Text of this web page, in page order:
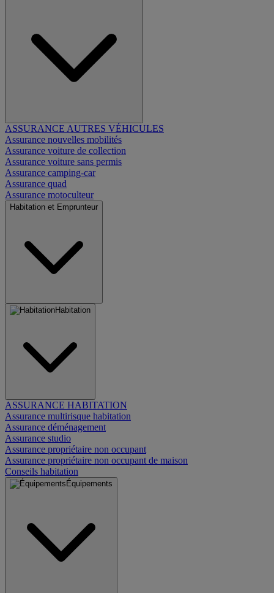
ASSURANCE AUTRES VÉHICULES
Assurance nouvelles mobilités
Assurance voiture de collection
Assurance voiture sans permis
Assurance camping-car
Assurance quad
Assurance motoculteur
Habitation et Emprunteur
Habitation
ASSURANCE HABITATION
Assurance multirisque habitation
Assurance déménagement
Assurance studio
Assurance propriétaire non occupant
Assurance propriétaire non occupant de maison
Conseils habitation
Équipements